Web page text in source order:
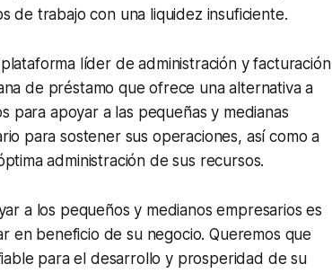
de trabajo con una liquidez insuficiente.
líder de administración y facturación
de préstamo que ofrece una alternativa a
para apoyar a las pequeñas y medianas
para sostener sus operaciones, así como a
administración de sus recursos.
a los pequeños y medianos empresarios es
en beneficio de su negocio.Queremos que
para el desarrollo y prosperidad de su